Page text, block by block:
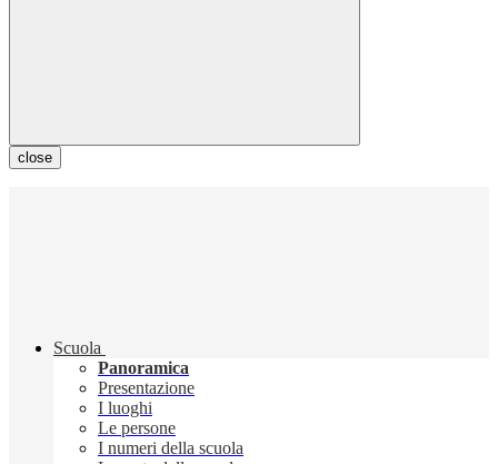
close
Scuola
Panoramica
Presentazione
I luoghi
Le persone
I numeri della scuola